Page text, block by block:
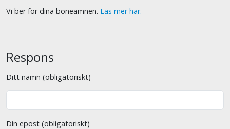
Vi ber för dina böneämnen. Läs mer här.
Respons
Ditt namn (obligatoriskt)
Din epost (obligatoriskt)